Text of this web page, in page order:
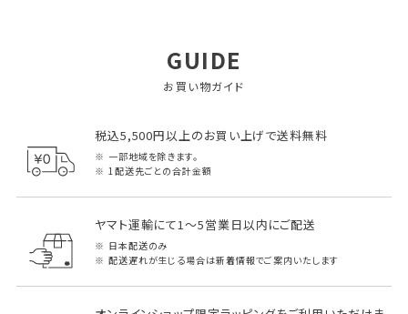
GUIDE
お買い物ガイド
税込5,500円以上のお買い上げで送料無料
一部地域を除きます。
1配送先ごとの合計金額
ヤマト運輸にて1～5営業日以内にご配送
日本配送のみ
配送遅れが生じる場合は新着情報でご案内いたします